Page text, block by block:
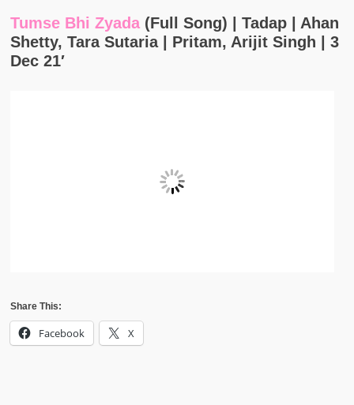
Tumse Bhi Zyada(Full Song) | Tadap | Ahan
Shetty, Tara Sutaria | Pritam, Arijit Singh | 3
Dec 21′
Share This:
Facebook X